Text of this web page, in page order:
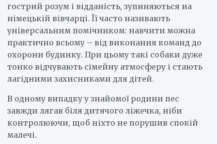
гострий розум і відданість, зупиняються на
німецькій вівчарці. Її часто називають
універсальним помічником: навчити можна
практично всьому – від виконання команд до
охорони будинку. При цьому такі собаки дуже
тонко відчувають сімейну атмосферу і стають
лагідними захисниками для дітей.
В одному випадку у знайомої родини пес
завжди лягав біля дитячого ліжечка, ніби
контролюючи, щоб ніхто не порушив спокій
малечі.